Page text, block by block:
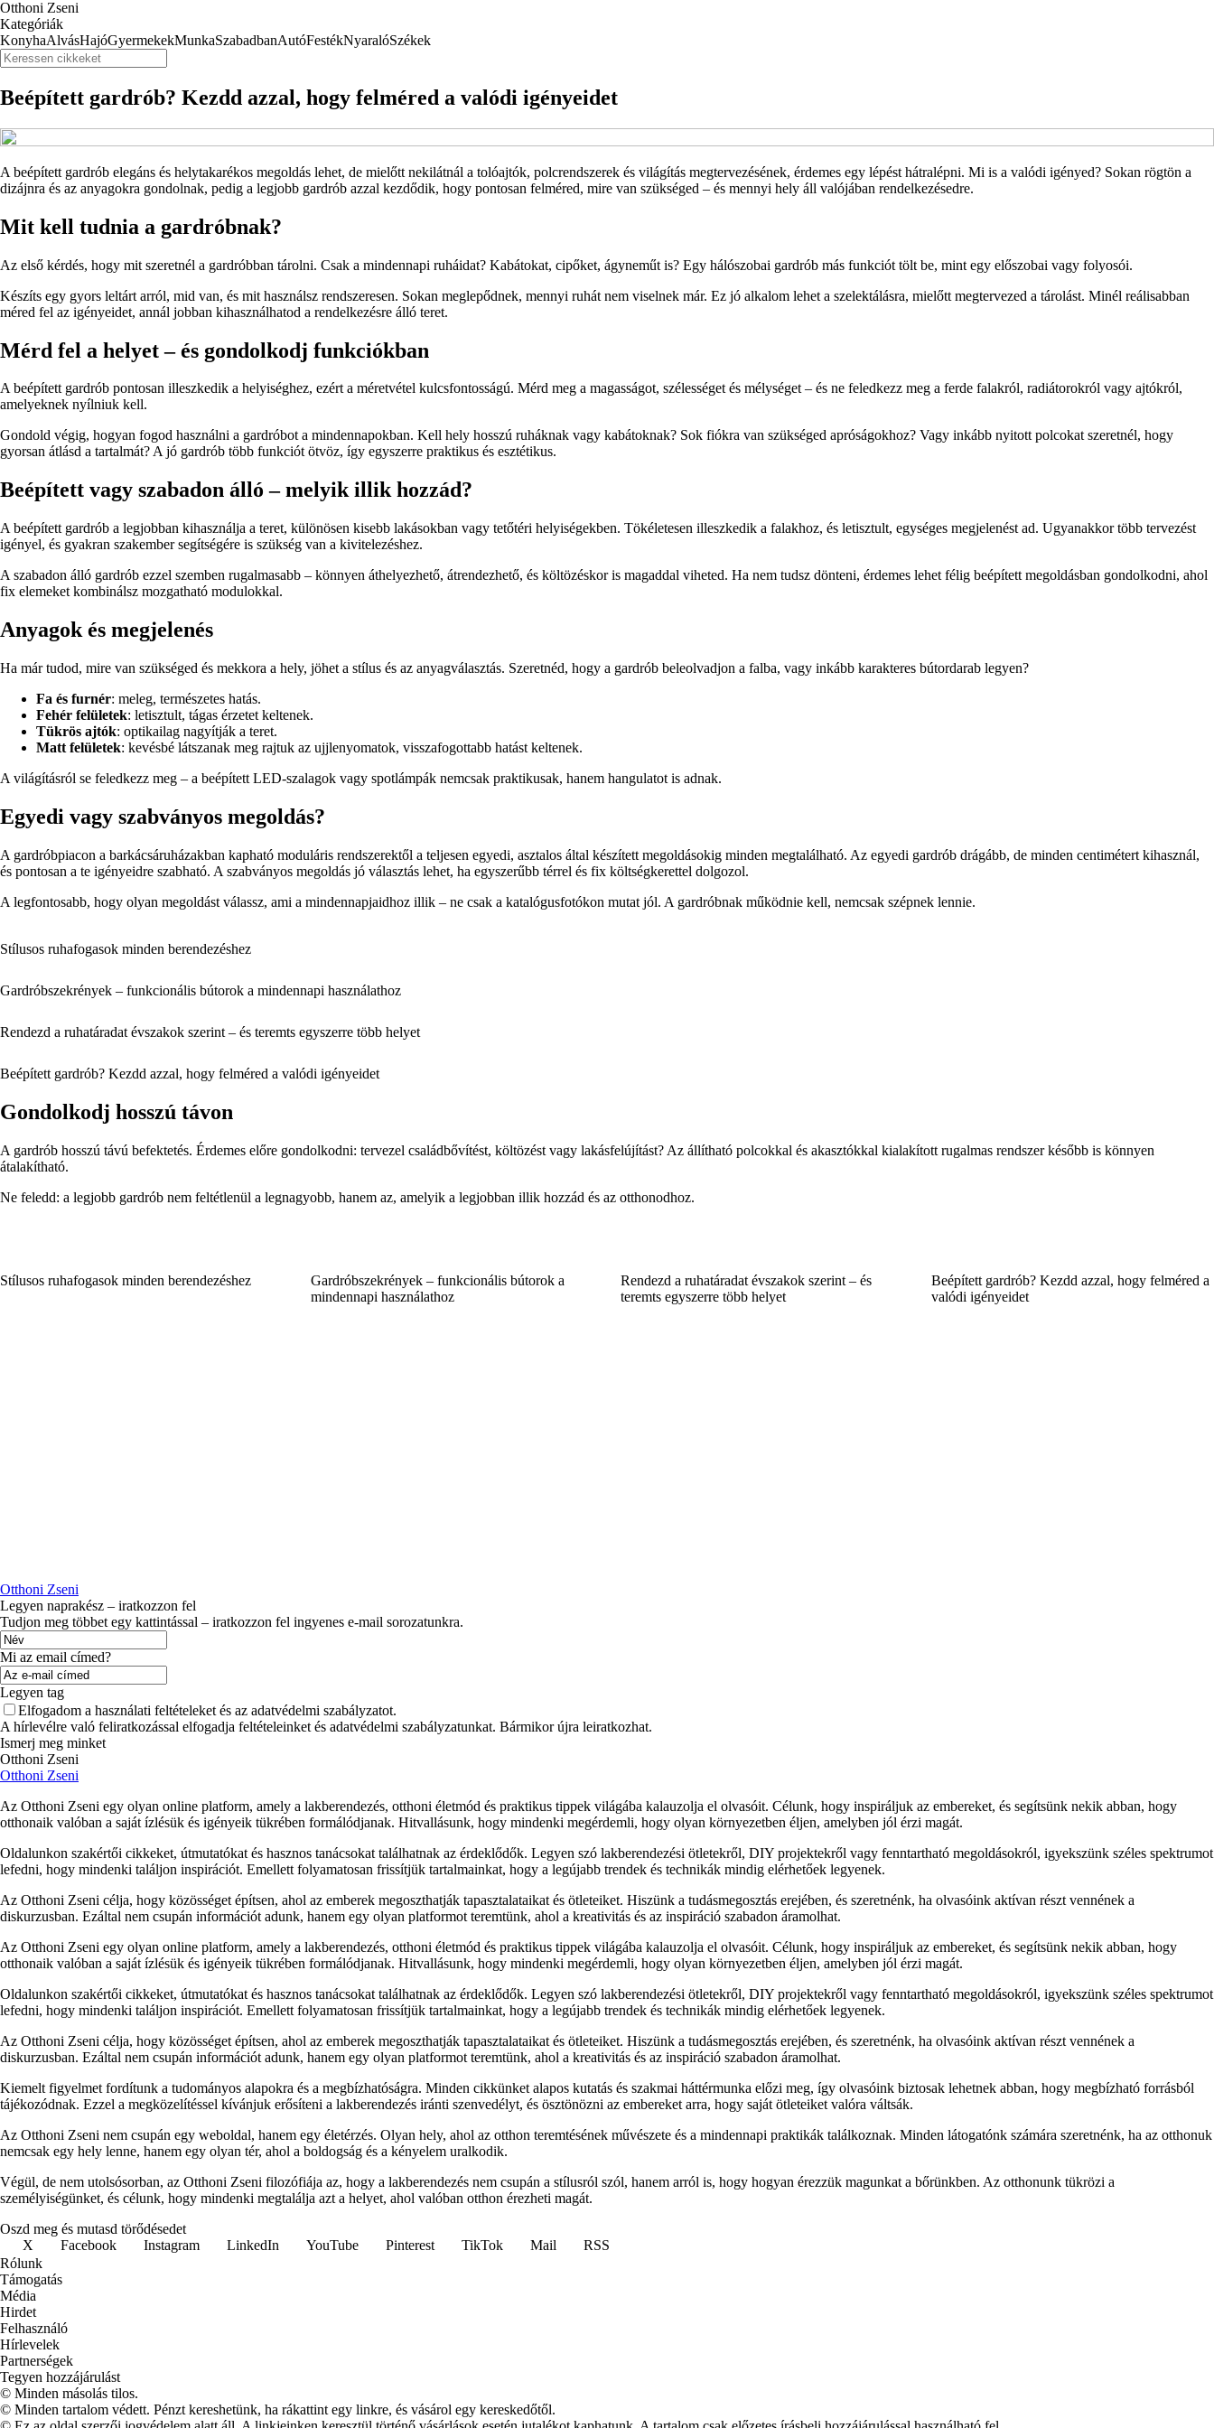
Otthoni Zseni
Kategóriák
KonyhaAlvásHajóGyermekekMunkaSzabadbanAutóFestékNyaralóSzékek
Beépített gardrób? Kezdd azzal, hogy felméred a valódi igényeidet
A beépített gardrób elegáns és helytakarékos megoldás lehet, de mielőtt nekilátnál a tolóajtók, polcrendszerek és világítás megtervezésének, érdemes egy lépést hátralépni. Mi is a valódi igényed? Sokan rögtön a
dizájnra és az anyagokra gondolnak, pedig a legjobb gardrób azzal kezdődik, hogy pontosan felméred, mire van szükséged – és mennyi hely áll valójában rendelkezésedre.
Mit kell tudnia a gardróbnak?
Az első kérdés, hogy mit szeretnél a gardróbban tárolni. Csak a mindennapi ruháidat? Kabátokat, cipőket, ágyneműt is? Egy hálószobai gardrób más funkciót tölt be, mint egy előszobai vagy folyosói.
Készíts egy gyors leltárt arról, mid van, és mit használsz rendszeresen. Sokan meglepődnek, mennyi ruhát nem viselnek már. Ez jó alkalom lehet a szelektálásra, mielőtt megtervezed a tárolást. Minél reálisabban
méred fel az igényeidet, annál jobban kihasználhatod a rendelkezésre álló teret.
Mérd fel a helyet – és gondolkodj funkciókban
A beépített gardrób pontosan illeszkedik a helyiséghez, ezért a méretvétel kulcsfontosságú. Mérd meg a magasságot, szélességet és mélységet – és ne feledkezz meg a ferde falakról, radiátorokról vagy ajtókról,
amelyeknek nyílniuk kell.
Gondold végig, hogyan fogod használni a gardróbot a mindennapokban. Kell hely hosszú ruháknak vagy kabátoknak? Sok fiókra van szükséged apróságokhoz? Vagy inkább nyitott polcokat szeretnél, hogy
gyorsan átlásd a tartalmát? A jó gardrób több funkciót ötvöz, így egyszerre praktikus és esztétikus.
Beépített vagy szabadon álló – melyik illik hozzád?
A beépített gardrób a legjobban kihasználja a teret, különösen kisebb lakásokban vagy tetőtéri helyiségekben. Tökéletesen illeszkedik a falakhoz, és letisztult, egységes megjelenést ad. Ugyanakkor több tervezést
igényel, és gyakran szakember segítségére is szükség van a kivitelezéshez.
A szabadon álló gardrób ezzel szemben rugalmasabb – könnyen áthelyezhető, átrendezhető, és költözéskor is magaddal viheted. Ha nem tudsz dönteni, érdemes lehet félig beépített megoldásban gondolkodni, ahol
fix elemeket kombinálsz mozgatható modulokkal.
Anyagok és megjelenés
Ha már tudod, mire van szükséged és mekkora a hely, jöhet a stílus és az anyagválasztás. Szeretnéd, hogy a gardrób beleolvadjon a falba, vagy inkább karakteres bútordarab legyen?
Fa és furnér: meleg, természetes hatás.
Fehér felületek: letisztult, tágas érzetet keltenek.
Tükrös ajtók: optikailag nagyítják a teret.
Matt felületek: kevésbé látszanak meg rajtuk az ujjlenyomatok, visszafogottabb hatást keltenek.
A világításról se feledkezz meg – a beépített LED-szalagok vagy spotlámpák nemcsak praktikusak, hanem hangulatot is adnak.
Egyedi vagy szabványos megoldás?
A gardróbpiacon a barkácsáruházakban kapható moduláris rendszerektől a teljesen egyedi, asztalos által készített megoldásokig minden megtalálható. Az egyedi gardrób drágább, de minden centimétert kihasznál,
és pontosan a te igényeidre szabható. A szabványos megoldás jó választás lehet, ha egyszerűbb térrel és fix költségkerettel dolgozol.
A legfontosabb, hogy olyan megoldást válassz, ami a mindennapjaidhoz illik – ne csak a katalógusfotókon mutat jól. A gardróbnak működnie kell, nemcsak szépnek lennie.
Stílusos ruhafogasok minden berendezéshez
Gardróbszekrények – funkcionális bútorok a mindennapi használathoz
Rendezd a ruhatáradat évszakok szerint – és teremts egyszerre több helyet
Beépített gardrób? Kezdd azzal, hogy felméred a valódi igényeidet
Gondolkodj hosszú távon
A gardrób hosszú távú befektetés. Érdemes előre gondolkodni: tervezel családbővítést, költözést vagy lakásfelújítást? Az állítható polcokkal és akasztókkal kialakított rugalmas rendszer később is könnyen
átalakítható.
Ne feledd: a legjobb gardrób nem feltétlenül a legnagyobb, hanem az, amelyik a legjobban illik hozzád és az otthonodhoz.
Stílusos ruhafogasok minden berendezéshez
Gardróbszekrények – funkcionális bútorok a
mindennapi használathoz
Rendezd a ruhatáradat évszakok szerint – és
teremts egyszerre több helyet
Beépített gardrób? Kezdd azzal, hogy felméred a
valódi igényeidet
Otthoni Zseni
Legyen naprakész – iratkozzon fel
Tudjon meg többet egy kattintással – iratkozzon fel ingyenes e-mail sorozatunkra.
Mi az email címed?
Legyen tag
Elfogadom a használati feltételeket és az adatvédelmi szabályzatot.
A hírlevélre való feliratkozással elfogadja feltételeinket és adatvédelmi szabályzatunkat. Bármikor újra leiratkozhat.
Ismerj meg minket
Otthoni Zseni
Otthoni Zseni
Az Otthoni Zseni egy olyan online platform, amely a lakberendezés, otthoni életmód és praktikus tippek világába kalauzolja el olvasóit. Célunk, hogy inspiráljuk az embereket, és segítsünk nekik abban, hogy
otthonaik valóban a saját ízlésük és igényeik tükrében formálódjanak. Hitvallásunk, hogy mindenki megérdemli, hogy olyan környezetben éljen, amelyben jól érzi magát.
Oldalunkon szakértői cikkeket, útmutatókat és hasznos tanácsokat találhatnak az érdeklődők. Legyen szó lakberendezési ötletekről, DIY projektekről vagy fenntartható megoldásokról, igyekszünk széles spektrumot
lefedni, hogy mindenki találjon inspirációt. Emellett folyamatosan frissítjük tartalmainkat, hogy a legújabb trendek és technikák mindig elérhetőek legyenek.
Az Otthoni Zseni célja, hogy közösséget építsen, ahol az emberek megoszthatják tapasztalataikat és ötleteiket. Hiszünk a tudásmegosztás erejében, és szeretnénk, ha olvasóink aktívan részt vennének a
diskurzusban. Ezáltal nem csupán információt adunk, hanem egy olyan platformot teremtünk, ahol a kreativitás és az inspiráció szabadon áramolhat.
Az Otthoni Zseni egy olyan online platform, amely a lakberendezés, otthoni életmód és praktikus tippek világába kalauzolja el olvasóit. Célunk, hogy inspiráljuk az embereket, és segítsünk nekik abban, hogy
otthonaik valóban a saját ízlésük és igényeik tükrében formálódjanak. Hitvallásunk, hogy mindenki megérdemli, hogy olyan környezetben éljen, amelyben jól érzi magát.
Oldalunkon szakértői cikkeket, útmutatókat és hasznos tanácsokat találhatnak az érdeklődők. Legyen szó lakberendezési ötletekről, DIY projektekről vagy fenntartható megoldásokról, igyekszünk széles spektrumot
lefedni, hogy mindenki találjon inspirációt. Emellett folyamatosan frissítjük tartalmainkat, hogy a legújabb trendek és technikák mindig elérhetőek legyenek.
Az Otthoni Zseni célja, hogy közösséget építsen, ahol az emberek megoszthatják tapasztalataikat és ötleteiket. Hiszünk a tudásmegosztás erejében, és szeretnénk, ha olvasóink aktívan részt vennének a
diskurzusban. Ezáltal nem csupán információt adunk, hanem egy olyan platformot teremtünk, ahol a kreativitás és az inspiráció szabadon áramolhat.
Kiemelt figyelmet fordítunk a tudományos alapokra és a megbízhatóságra. Minden cikkünket alapos kutatás és szakmai háttérmunka előzi meg, így olvasóink biztosak lehetnek abban, hogy megbízható forrásból
tájékozódnak. Ezzel a megközelítéssel kívánjuk erősíteni a lakberendezés iránti szenvedélyt, és ösztönözni az embereket arra, hogy saját ötleteiket valóra váltsák.
Az Otthoni Zseni nem csupán egy weboldal, hanem egy életérzés. Olyan hely, ahol az otthon teremtésének művészete és a mindennapi praktikák találkoznak. Minden látogatónk számára szeretnénk, ha az otthonuk
nemcsak egy hely lenne, hanem egy olyan tér, ahol a boldogság és a kényelem uralkodik.
Végül, de nem utolsósorban, az Otthoni Zseni filozófiája az, hogy a lakberendezés nem csupán a stílusról szól, hanem arról is, hogy hogyan érezzük magunkat a bőrünkben. Az otthonunk tükrözi a
személyiségünket, és célunk, hogy mindenki megtalálja azt a helyet, ahol valóban otthon érezheti magát.
Oszd meg és mutasd törődésedet
X
Facebook Instagram LinkedIn YouTube Pinterest TikTok Mail
RSS
Rólunk
Támogatás
Média
Hirdet
Felhasználó
Hírlevelek
Partnerségek
Tegyen hozzájárulást
© Minden másolás tilos.
© Minden tartalom védett. Pénzt kereshetünk, ha rákattint egy linkre, és vásárol egy kereskedőtől.